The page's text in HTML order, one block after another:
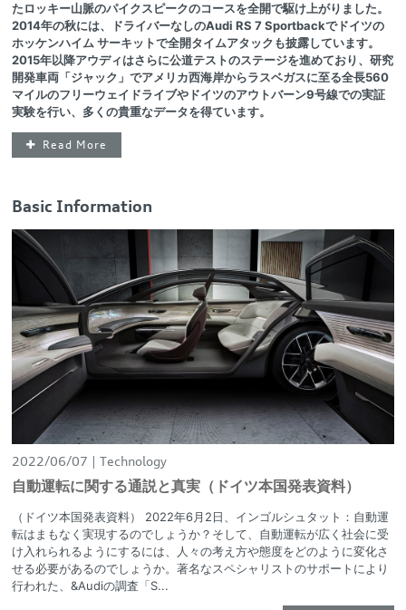
たロッキー山脈のパイクスピークのコースを全開で駆け上がりました。
2014年の秋には、ドライバーなしのAudi RS 7 Sportbackでドイツの
ホッケンハイム サーキットで全開タイムアタックも披露しています。
2015年以降アウディはさらに公道テストのステージを進めており、研究
開発車両「ジャック」でアメリカ西海岸からラスベガスに至る全長560
マイルのフリーウェイドライブやドイツのアウトバーン9号線での実証
実験を行い、多くの貴重なデータを得ています。
Read More
Basic Information
2022/06/07 Technology
自動運転に関する通説と真実（ドイツ本国発表資料）
（ドイツ本国発表資料） 2022年6月2日、インゴルシュタット：自動運
転はまもなく実現するのでしょうか？そして、自動運転が広く社会に受
け入れられるようにするには、人々の考え方や態度をどのように変化さ
せる必要があるのでしょうか。著名なスペシャリストのサポートにより
行われた、&Audiの調査「S...